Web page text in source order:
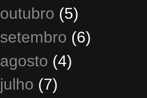
outubro (5)
setembro (6)
agosto (4)
julho (7)